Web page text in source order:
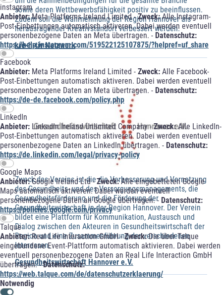
instagram
Anbieter:Meta Platforms Ireland Limited -Zweck:Alle Instagram-
Post-Einbettungen automatisch aktiveren. Dabei werden eventuell
personenbezogene Daten an Meta übertragen. - Datenschutz:
https://help.instagram.com/519522125107875/?helpref=uf_share
Facebook
Anbieter: Meta Platforms Ireland Limited - Zweck: Alle Facebook-
Post-Einbettungen automatisch aktiveren. Dabei werden eventuell
personenbezogene Daten an Meta übertragen. - Datenschutz:
https://de-de.facebook.com/policy.php
LinkedIn
Anbieter: LinkedIn Ireland Unlimited Company -Zweck:Alle LinkedIn-
Post-Einbettungen automatisch aktiveren. Dabei werden eventuell
personenbezogene Daten an LinkedIn übertragen. - Datenschutz:
https://de.linkedin.com/legal/privacy-policy
Google Maps
Anbieter:Google Ireland Ltd -Zweck:Alle eingebetteten Google
Maps automatisch aktiveren. Dabei werden eventuell
personenbezogene Daten an Google übertragen. - Datenschutz:
https://policies.google.com/privacy
Talque
Anbieter:Real Life Interaction GmbH -Zweck:Die über Talque
eingebundene Event-Plattform automatisch aktivieren. Dabei werden
eventuell personenbezogene Daten an Real Life Interaction GmbH
übertragen. -Datenschutz:
https://web.talque.com/de/datenschutzerklaerung/
Notwendig
sowie deren Wettbewerbsfähigkeit positiv zu beeinflussen.
Zudem soll die Wahrnehmung der Region Hannover als
herausragender Kreativstandort verbessert werden.
kre-h-tiv Netzwerk
Zweck des Vereins ist die die Verbesserung und Vernetzung
des Gesundheits- und des Versorgungsmanagements, die
Gesundheitsförderung und die Förderung der
Gesundheitswirtschaft in der Region Hannover. Der Verein
bildet eine Plattform für Kommunikation, Austausch und
Dialog zwischen den Akteuren in Gesundheitswirtschaft der
Region und eine Zusammenführung der verschiedenen
Interessen.
Gesundheitswirtschaft Hannover e.V.